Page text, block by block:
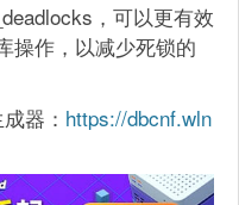
，可以更有效
操作，以减少死锁的
器： https://dbcnf.wln